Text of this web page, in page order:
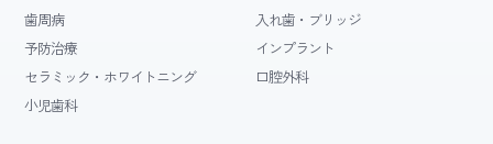
歯周病
入れ歯・ブリッジ
予防治療
インプラント
セラミック・ホワイトニング
口腔外科
小児歯科